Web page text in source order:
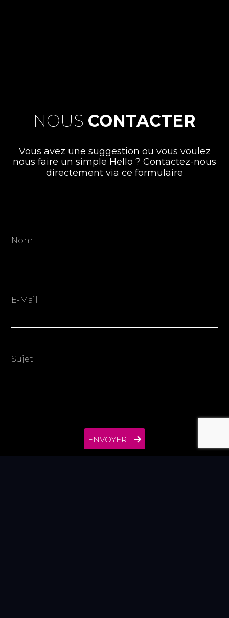
NOUS CONTACTER
Vous avez une suggestion ou vous voulez
nous faire un simple Hello ? Contactez-nous
directement via ce formulaire
Nom
E-Mail
Sujet
ENVOYER